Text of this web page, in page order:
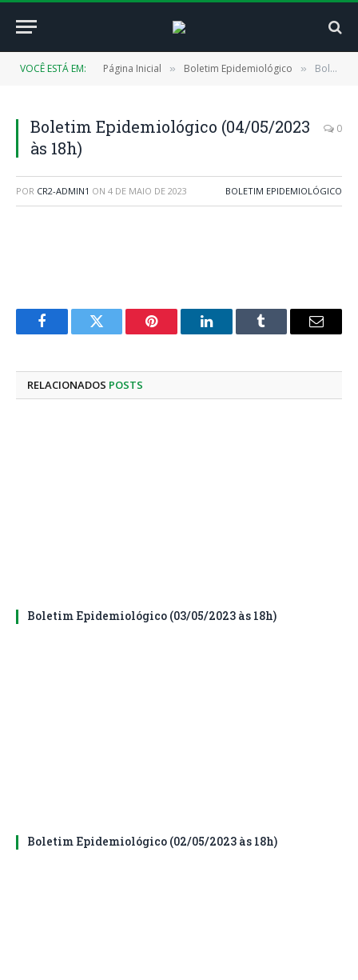
VOCÊ ESTÁ EM: Página Inicial » Boletim Epidemiológico » Boletim Epidemiológico (04/05/2023 às 18h)
Boletim Epidemiológico (04/05/2023
às 18h)
0
POR CR2-ADMIN1 ON 4 DE MAIO DE 2023 BOLETIM EPIDEMIOLÓGICO
FacebookTwitter Pinterest LinkedInTumblr
E-
RELACIONADOS POSTS
Boletim Epidemiológico (03/05/2023 às 18h)
Boletim Epidemiológico (02/05/2023 às 18h)